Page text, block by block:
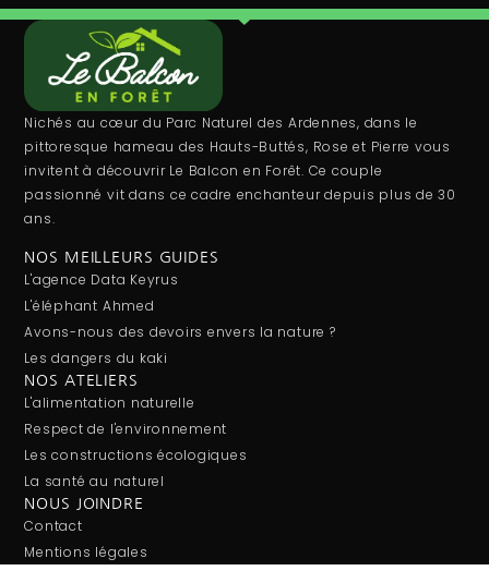
Nichés au cœur du Parc Naturel des Ardennes, dans le
pittoresque hameau des Hauts-Buttés, Rose et Pierre vous
invitent à découvrir Le Balcon en Forêt. Ce couple
passionné vit dans ce cadre enchanteur depuis plus de 30
ans.
NOS MEILLEURS GUIDES
L'agence Data Keyrus
L'éléphant Ahmed
Avons-nous des devoirs envers la nature ?
Les dangers du kaki
NOS ATELIERS
L'alimentation naturelle
Respect de l'environnement
Les constructions écologiques
La santé au naturel
NOUS JOINDRE
Contact
Mentions légales